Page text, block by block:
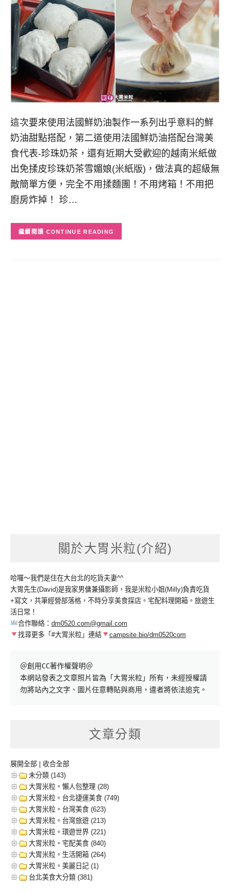
這次要來使用法國鮮奶油製作一系列出乎意料的鮮
奶油甜點搭配，第二道使用法國鮮奶油搭配台灣美
食代表-珍珠奶茶，還有近期大受歡迎的越南米紙做
出免揉皮珍珠奶茶雪媚娘(米紙版)，做法真的超級無
敵簡單方便，完全不用揉麵團！不用烤箱！不用把
廚房炸掉！ 珍…
CONTINUE READING
關於大胃米粒(介紹)
哈囉～我們是住在大台北的吃貨夫妻^^
大胃先生(David)是我家男傭兼攝影師，我是米粒小姐(Milly)負責吃貨
+寫文，共筆經營部落格，不時分享美食探店。宅配料理開箱。旅遊生
活日常！
合作聯絡： dm0520.com@gmail.com
找尋更多「#大胃米粒」連結
campsite.bio/dm0520com
＠創用CC著作權聲明＠
本網站發表之文章照片皆為「大胃米粒」所有，未經授權請
勿將站內之文字、圖片任意轉貼與商用，違者將依法追究。
文章分類
展開全部 | 收合全部
未分類 (143)
大胃米粒。懶人包整理 (28)
大胃米粒。台北捷運美食 (749)
大胃米粒。台灣美食 (623)
大胃米粒。台灣旅遊 (213)
大胃米粒。環遊世界 (221)
大胃米粒。宅配美食 (840)
大胃米粒。生活開箱 (264)
大胃米粒。美麗日記 (1)
台北美食大分類 (381)